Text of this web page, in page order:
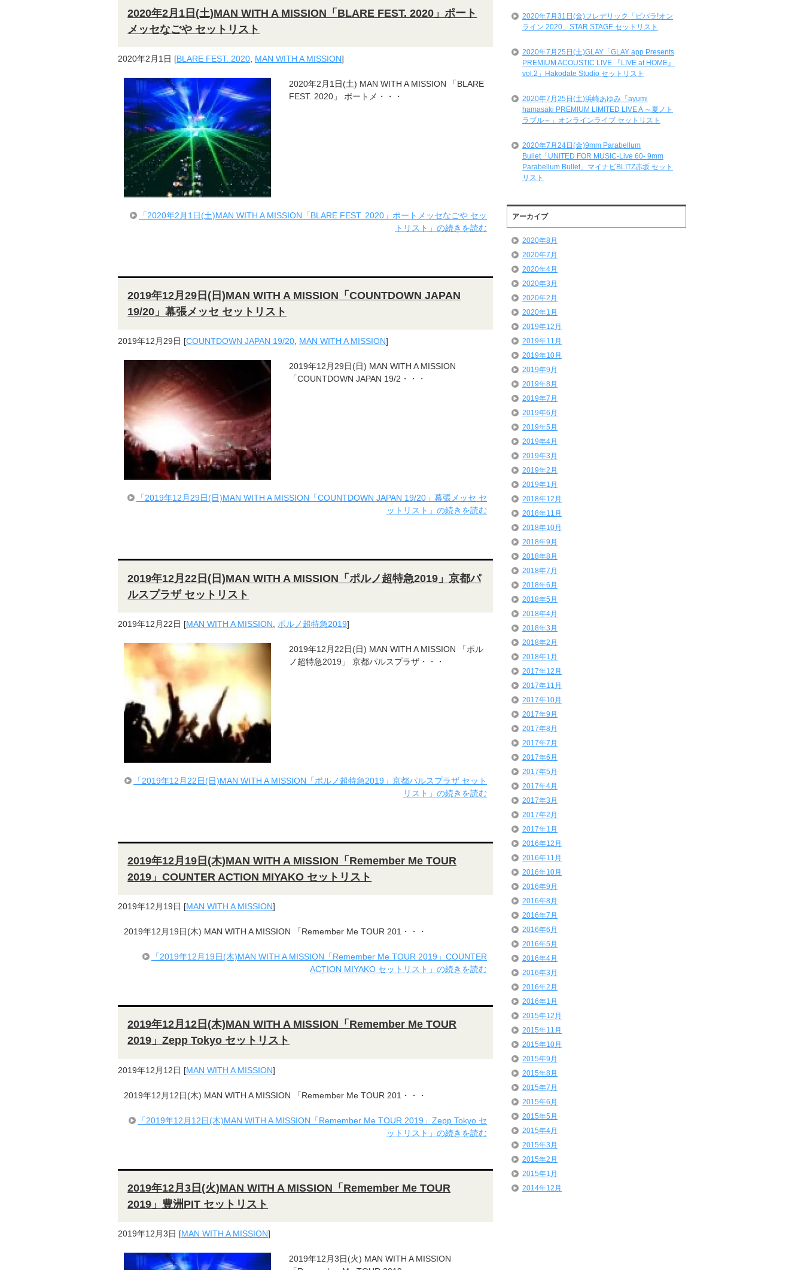
2020年2月1日(土)MAN WITH A MISSION「BLARE FEST. 2020」ポート
メッセなごや セットリスト
2020年2月1日 [BLARE FEST. 2020 MAN WITH A MISSION]
2020年2月1日(土) MAN WITH A MISSION 「BLARE
FEST. 2020」 ポートメ・・・
「2020年2月1日(土)MAN WITH A MISSION「BLARE FEST. 2020」ポートメッセなごや セッ
トリスト」の続きを読む
2019年12月29日(日)MAN WITH A MISSION「COUNTDOWN JAPAN
19/20」幕張メッセ セットリスト
2019年12月29日 [COUNTDOWN JAPAN 19/20, MAN WITH A MISSION]
2019年12月29日(日) MAN WITH A MISSION
「COUNTDOWN JAPAN 19/2・・・
「2019年12月29日(日)MAN WITH A MISSION「COUNTDOWN JAPAN 19/20」幕張メッセ セ
ットリスト」の続きを読む
2019年12月22日(日)MAN WITH A MISSION「ポルノ超特急2019」京都パ
ルスプラザ セットリスト
2019年12月22日 [MAN WITH A MISSION ポルノ超特急2019]
2019年12月22日(日) MAN WITH A MISSION 「ポル
ノ超特急2019」 京都パルスプラザ・・・
「2019年12月22日(日)MAN WITH A MISSION「ポルノ超特急2019」京都パルスプラザ セット
リスト」の続きを読む
2019年12月19日(木)MAN WITH A MISSION「Remember Me TOUR
2019」COUNTER ACTION MIYAKO セットリスト
2019年12月19日 [MAN WITH A MISSION]
2019年12月19日(木) MAN WITH A MISSION 「Remember Me TOUR 201・・・
「2019年12月19日(木)MAN WITH A MISSION「Remember Me TOUR 2019」COUNTER
ACTION MIYAKO セットリスト」の続きを読む
2019年12月12日(木)MAN WITH A MISSION「Remember Me TOUR
2019」Zepp Tokyo セットリスト
2019年12月12日 [MAN WITH A MISSION]
2019年12月12日(木) MAN WITH A MISSION 「Remember Me TOUR 201・・・
「2019年12月12日(木)MAN WITH A MISSION「Remember Me TOUR 2019」Zepp Tokyo セ
ットリスト」の続きを読む
2019年12月3日(火)MAN WITH A MISSION「Remember Me TOUR
2019」豊洲PIT セットリスト
2019年12月3日 [MAN WITH A MISSION]
2019年12月3日(火) MAN WITH A MISSION
2020年7月31日(金)フレデリック「ビバラ!オン
ライン 2020」STAR STAGE セットリスト
2020年7月25日(土)GLAY「GLAY app Presents
PREMIUM ACOUSTIC LIVE 『LIVE at HOME』
vol.2」Hakodate Studio セットリスト
2020年7月25日(土)浜崎あゆみ「ayumi
hamasaki PREMIUM LIMITED LIVE A ～夏ノト
ラブル～」オンラインライブ セットリスト
2020年7月24日(金)9mm Parabellum
Bullet「UNITED FOR MUSIC-Live 60- 9mm
Parabellum Bullet」マイナビBLITZ赤坂 セット
リスト
アーカイブ
2020年8月
2020年7月
2020年4月
2020年3月
2020年2月
2020年1月
2019年12月
2019年11月
2019年10月
2019年9月
2019年8月
2019年7月
2019年6月
2019年5月
2019年4月
2019年3月
2019年2月
2019年1月
2018年12月
2018年11月
2018年10月
2018年9月
2018年8月
2018年7月
2018年6月
2018年5月
2018年4月
2018年3月
2018年2月
2018年1月
2017年12月
2017年11月
2017年10月
2017年9月
2017年8月
2017年7月
2017年6月
2017年5月
2017年4月
2017年3月
2017年2月
2017年1月
2016年12月
2016年11月
2016年10月
2016年9月
2016年8月
2016年7月
2016年6月
2016年5月
2016年4月
2016年3月
2016年2月
2016年1月
2015年12月
2015年11月
2015年10月
2015年9月
2015年8月
2015年7月
2015年6月
2015年5月
2015年4月
2015年3月
2015年2月
2015年1月
2014年12月